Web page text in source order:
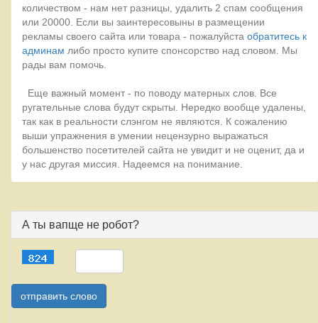
количеством - нам нет разницы, удалить 2 спам сообщения
или 20000. Если вы заинтересовыны в размещении
рекламы своего сайта или товара - пожалуйста обратитесь к
админам либо просто купите спонсорство над словом. Мы
рады вам помочь.
Еще важный момент - по поводу матерных слов. Все
ругательные слова будут скрыты. Нередко вообще удалены,
так как в реальности слэнгом не являются. К сожалению
выши упражнения в умении нецензурно выражаться
большенство посетителей сайта не увидит и не оценит, да и
у нас другая миссия. Надеемся на понимание.
А ты вапще не робот?